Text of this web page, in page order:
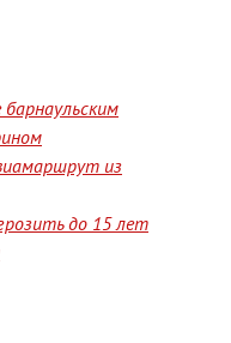
из
до 15 лет